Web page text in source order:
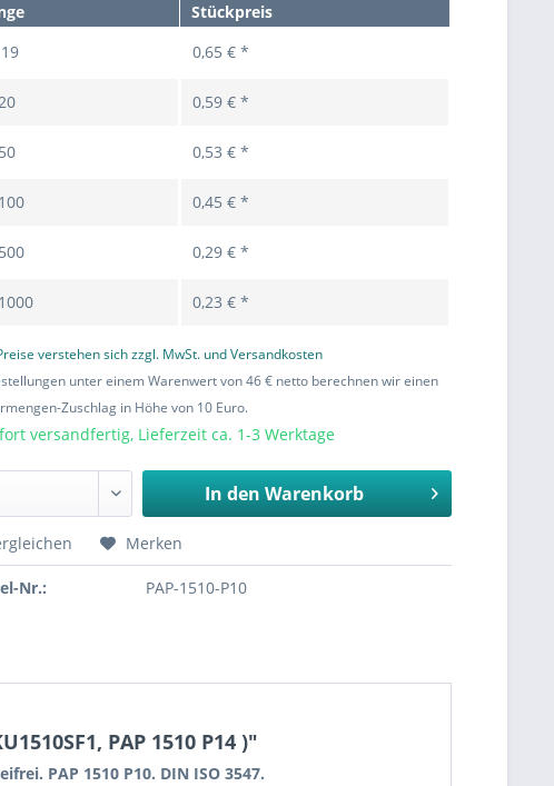
Stückpreis
19 0,65 € *
0,59 € *
50 0,53 € *
100 0,45 € *
500 0,29 € *
1000 0,23 € *
verstehen sich zzgl. MwSt. und Versandkosten
unter einem Warenwert von 46 € netto berechnen wir einen
Zuschlag in Höhe von 10 Euro.
versandfertig, Lieferzeit ca. 1-3 Werktage
In den Warenkorb
Merken
Nr.: PAP-1510-P10
PAP 1510 P14 )"
PAP 1510 P10. DIN ISO 3547.